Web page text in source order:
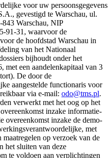
voor uw persoonsgegevens
gevestigd te Warschau, ul.
Warschau, NIP
91-31, waarvoor de
de hoofdstad Warschau in
van het Nationaal
bijhoudt onder het
met een aandelenkapitaal van 3
De door de
aangestelde functionaris voor
via e-mail: odo@tms.pl.
verwerkt met het oog op het
inzake informatie-
overeenkomst inzake de demo-
met
op verzoek van de
het sluiten van deze
te voldoen aan verplichtingen